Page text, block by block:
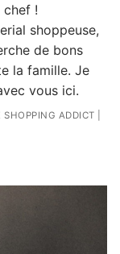
!
shoppeuse,
de bons
la famille. Je
vous ici.
SHOPPING ADDICT